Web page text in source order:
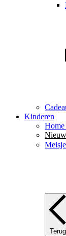
Kinderen
Nieuw
Terug